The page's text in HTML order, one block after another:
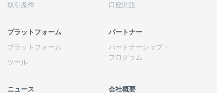
取引条件
口座開設
プラットフォーム
プラットフォーム
ツール
パートナー
パートナーシップ・
プログラム
ニュース
会社概要